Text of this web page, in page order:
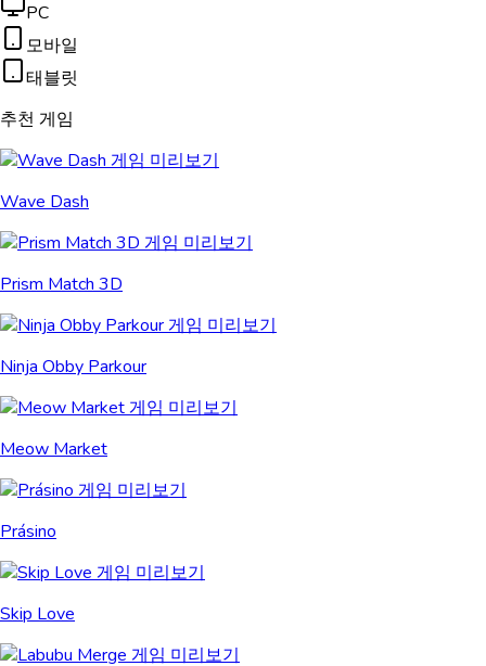
PC
모바일
태블릿
추천 게임
Wave Dash
Prism Match 3D
Ninja Obby Parkour
Meow Market
Prásino
Skip Love